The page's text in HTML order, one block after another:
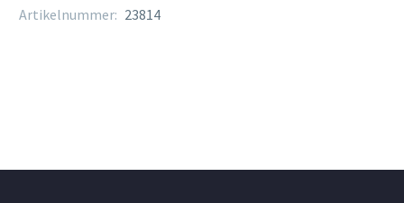
Artikelnummer: 23814